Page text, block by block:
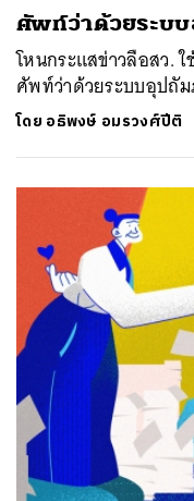
ศัพท์ว่าด้วยระบ
โหนกระแสข่าวลือสว.
ศัพท์ว่าด้วยระบบอุปถั
โดย อธิพงษ์ อมรวงศ์ปีติ
SHARE